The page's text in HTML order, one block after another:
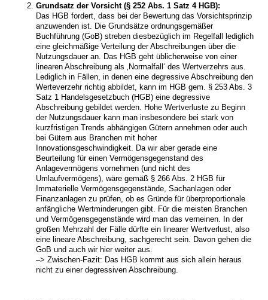
Grundsatz der Vorsicht (§ 252 Abs. 1 Satz 4 HGB):
Das HGB fordert, dass bei der Bewertung das Vorsichtsprinzip
anzuwenden ist. Die Grundsätze ordnungsgemäßer
Buchführung (GoB) streben diesbezüglich im Regelfall lediglich
eine gleichmäßige Verteilung der Abschreibungen über die
Nutzungsdauer an. Das HGB geht üblicherweise von einer
linearen Abschreibung als ‚Normalfall‘ des Wertverzehrs aus.
Lediglich in Fällen, in denen eine degressive Abschreibung den
Werteverzehr richtig abbildet, kann im HGB gem. § 253 Abs. 3
Satz 1 Handelsgesetzbuch (HGB) eine degressive
Abschreibung gebildet werden. Hohe Wertverluste zu Beginn
der Nutzungsdauer kann man insbesondere bei stark von
kurzfristigen Trends abhängigen Gütern annehmen oder auch
bei Gütern aus Branchen mit hoher
Innovationsgeschwindigkeit. Da wir aber gerade eine
Beurteilung für einen Vermögensgegenstand des
Anlagevermögens vornehmen (und nicht des
Umlaufvermögens), wäre gemäß § 266 Abs. 2 HGB für
Immaterielle Vermögensgegenstände, Sachanlagen oder
Finanzanlagen zu prüfen, ob es Gründe für überproportionale
anfängliche Wertminderungen gibt. Für die meisten Branchen
und Vermögensgegenstände wird man das verneinen. In der
großen Mehrzahl der Fälle dürfte ein linearer Wertverlust, also
eine lineare Abschreibung, sachgerecht sein. Davon gehen die
GoB und auch wir hier weiter aus.
–> Zwischen-Fazit: Das HGB kommt aus sich allein heraus
nicht zu einer degressiven Abschreibung.